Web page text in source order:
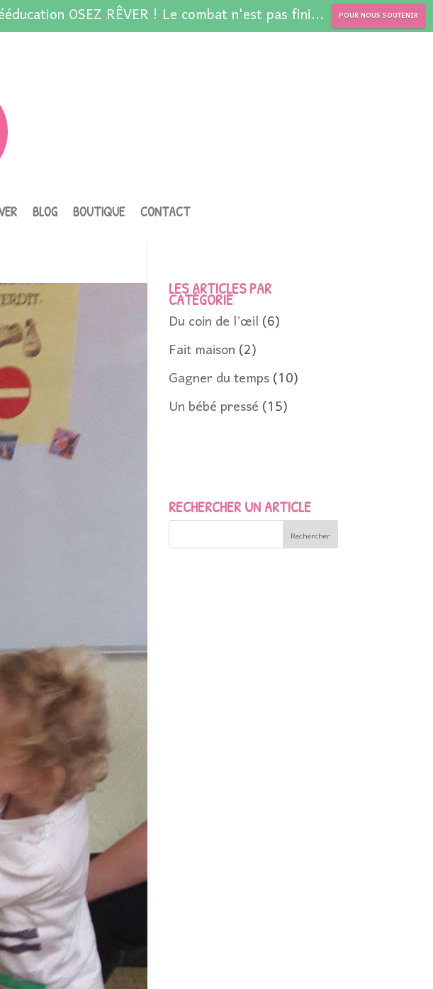
OSEZ RÊVER ! Le combat n'est pas fini... POUR NOUS SOUTENIR
BLOG BOUTIQUE CONTACT
LES ARTICLES PAR
CATÉGORIE
Du coin de l’œil(6)
Fait maison(2)
Gagner du temps(10)
Un bébé pressé(15)
RECHERCHER UN ARTICLE